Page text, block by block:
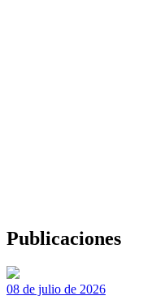
Publicaciones
08 de julio de 2026